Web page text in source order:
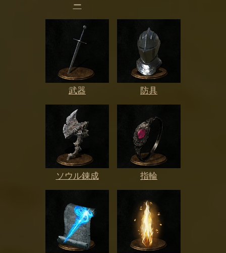
ー
武器 防具
ソウル錬成 指輪